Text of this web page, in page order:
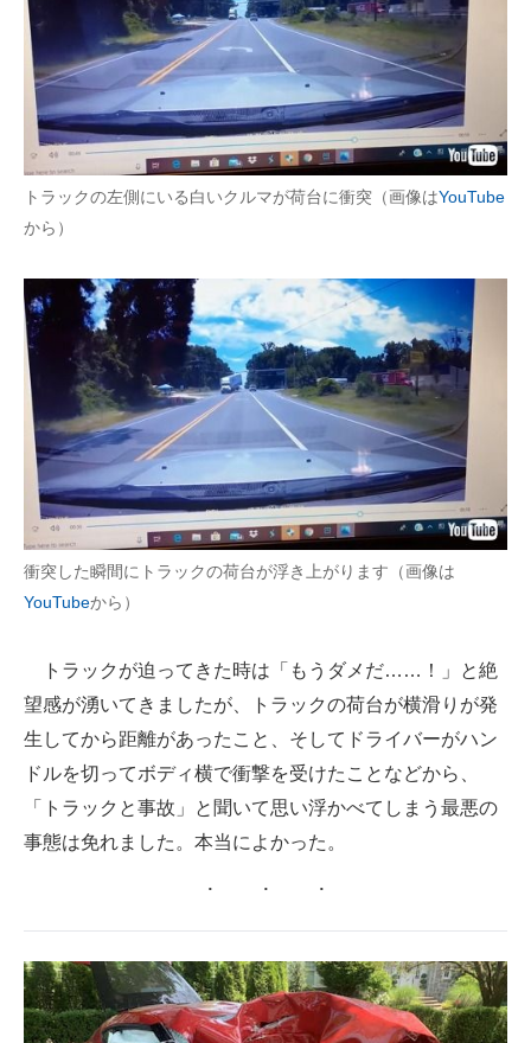
トラックの左側にいる白いクルマが荷台に衝突（画像はYouTube
から）
衝突した瞬間にトラックの荷台が浮き上がります（画像は
YouTubeから）
トラックが迫ってきた時は「もうダメだ……！」と絶
望感が湧いてきましたが、トラックの荷台が横滑りが発
生してから距離があったこと、そしてドライバーがハン
ドルを切ってボディ横で衝撃を受けたことなどから、
「トラックと事故」と聞いて思い浮かべてしまう最悪の
事態は免れました。本当によかった。